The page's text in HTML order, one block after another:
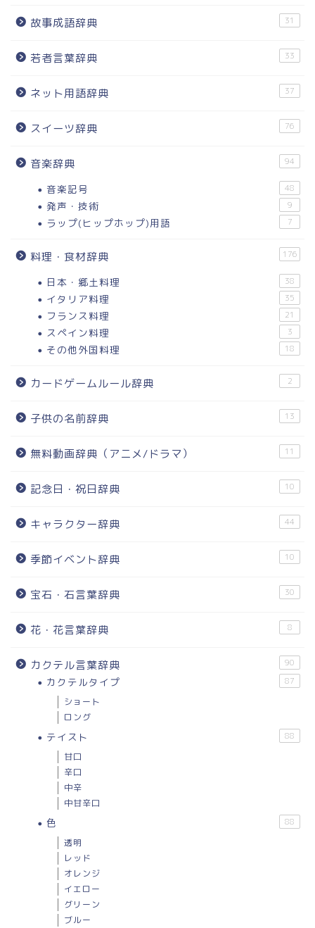
故事成語辞典 31
若者言葉辞典 33
ネット用語辞典 37
スイーツ辞典 76
音楽辞典 94
音楽記号 48
発声・技術 9
ラップ(ヒップホップ)用語 7
料理・食材辞典 176
日本・郷土料理 38
イタリア料理 35
フランス料理 21
スペイン料理 3
その他外国料理 18
カードゲームルール辞典 2
子供の名前辞典 13
無料動画辞典（アニメ/ドラマ） 11
記念日・祝日辞典 10
キャラクター辞典 44
季節イベント辞典 10
宝石・石言葉辞典 30
花・花言葉辞典 8
カクテル言葉辞典 90
カクテルタイプ 87
ショート
ロング
テイスト 88
甘口
辛口
中辛
中甘辛口
色 88
透明
レッド
オレンジ
イエロー
グリーン
ブルー